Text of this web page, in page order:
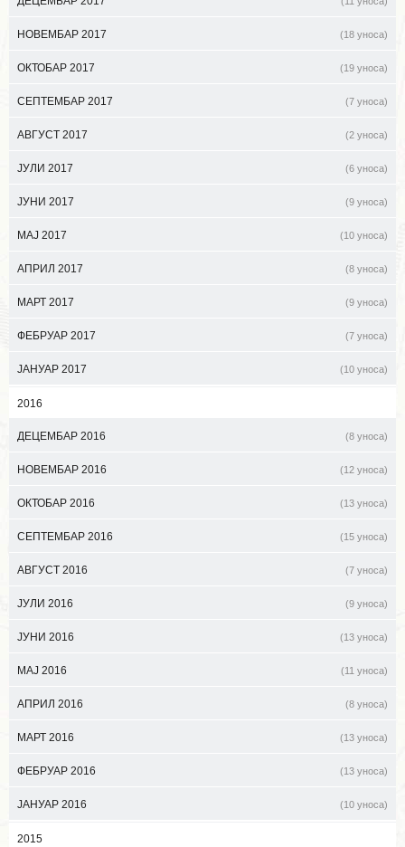
НОВЕМБАР 2017 (18 уноса)
ОКТОБАР 2017 (19 уноса)
СЕПТЕМБАР 2017 (7 уноса)
АВГУСТ 2017 (2 уноса)
ЈУЛИ 2017 (6 уноса)
ЈУНИ 2017 (9 уноса)
МАЈ 2017 (10 уноса)
АПРИЛ 2017 (8 уноса)
МАРТ 2017 (9 уноса)
ФЕБРУАР 2017 (7 уноса)
ЈАНУАР 2017 (10 уноса)
2016
ДЕЦЕМБАР 2016 (8 уноса)
НОВЕМБАР 2016 (12 уноса)
ОКТОБАР 2016 (13 уноса)
СЕПТЕМБАР 2016 (15 уноса)
АВГУСТ 2016 (7 уноса)
ЈУЛИ 2016 (9 уноса)
ЈУНИ 2016 (13 уноса)
МАЈ 2016 (11 уноса)
АПРИЛ 2016 (8 уноса)
МАРТ 2016 (13 уноса)
ФЕБРУАР 2016 (13 уноса)
ЈАНУАР 2016 (10 уноса)
2015